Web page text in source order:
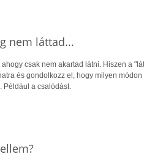
nem láttad...
ahogy csak nem akartad látni. Hiszen a
és gondolkozz el, hogy milyen
Például a csalódást.